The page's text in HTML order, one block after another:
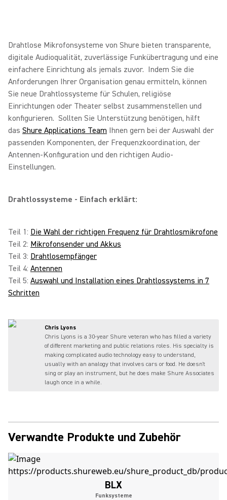
Drahtlose Mikrofonsysteme von Shure bieten transparente,
digitale Audioqualität, zuverlässige Funkübertragung und eine
einfachere Einrichtung als jemals zuvor. Indem Sie die
Anforderungen Ihrer Organisation genau ermitteln, können
Sie neue Drahtlossysteme für Schulen, religiöse
Einrichtungen oder Theater selbst zusammenstellen und
konfigurieren. Sollten Sie Unterstützung benötigen, hilft
das Shure Applications Team Ihnen gern bei der Auswahl der
passenden Komponenten, der Frequenzkoordination, der
Antennen-Konfiguration und den richtigen Audio-
Einstellungen.
Drahtlossysteme - Einfach erklärt:
Teil 1: Die Wahl der richtigen Frequenz für Drahtlosmikrofone
Teil 2: Mikrofonsender und Akkus
Teil 3: Drahtlosempfänger
Teil 4: Antennen
Teil 5: Auswahl und Installation eines Drahtlossystems in 7
Schritten
Chris Lyons
Chris Lyons is a 30-year Shure veteran who has filled a variety
of different marketing and public relations roles. His specialty is
making complicated audio technology easy to understand,
usually with an analogy that involves cars or food. He doesn't
sing or play an instrument, but he does make Shure Associates
laugh once in a while.
Verwandte Produkte und Zubehör
BLX
Funksysteme